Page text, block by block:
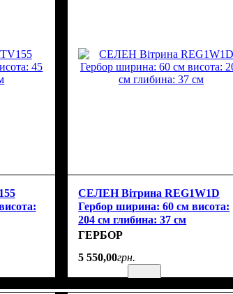
СЕЛЕН Вітрина REG1W1D
Гербор ширина: 60 см висота:
204 см глибина: 37 см
ГЕРБОР
5 550,00грн.